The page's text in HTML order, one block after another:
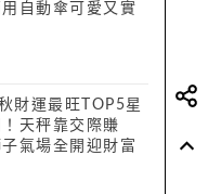
用自動傘可愛又實
財運最旺TOP5星
天秤靠交際賺
氣場全開迎財富